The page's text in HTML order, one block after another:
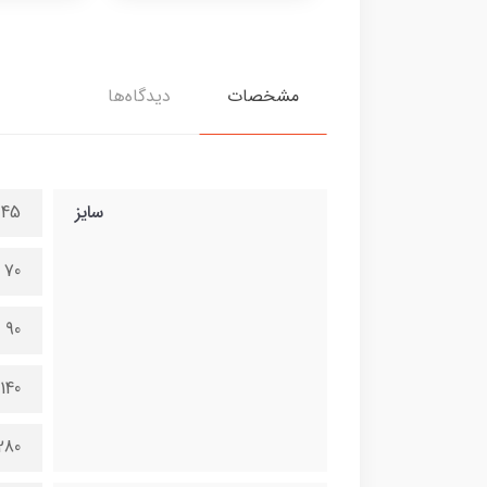
مشخصات دیدگاه‌ها
سایز 45 در 100 سانتی متر
70 در 150 سانتی متر
90 در 200 سانتی متر
140 در 300 سانتی متر
280 در 600